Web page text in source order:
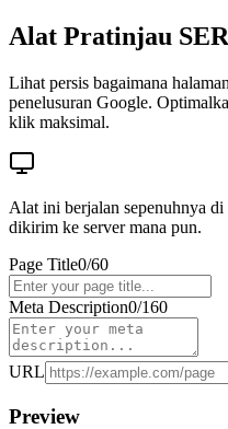
Alat Pratinjau
Lihat persis bagaimana
penelusuran Google.
klik maksimal.
Alat ini berjalan sepenuhnya
dikirim ke server mana pun.
Page Title0/60
Meta Description0/160
URL
Preview